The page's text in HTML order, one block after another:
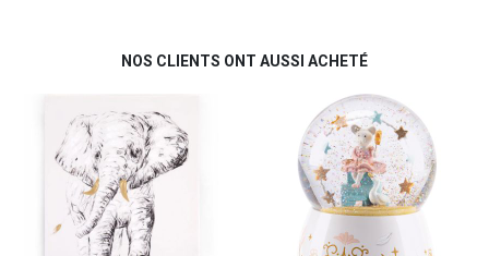
NOS CLIENTS ONT AUSSI ACHETÉ